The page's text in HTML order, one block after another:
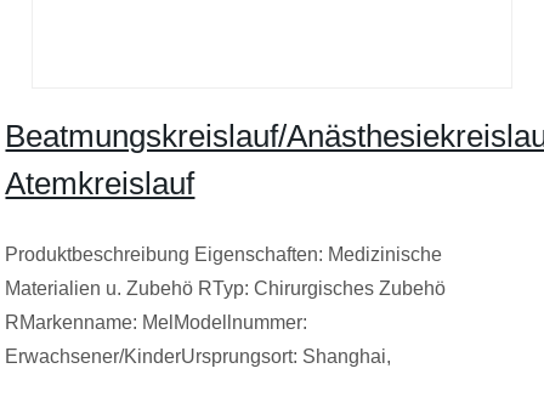
Beatmungskreislauf/
Atemkreislauf
Produktbeschreibung Eigenschaften: Medizinische
Materialien u. Zubehö RTyp: Chirurgisches Zubehö
RMarkenname: MelModellnummer:
Erwachsener/KinderUrsprungsort: Shanghai,